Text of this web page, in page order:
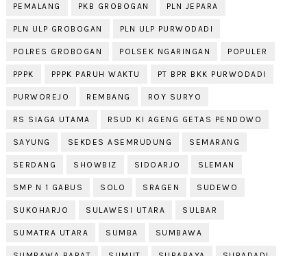
PEMALANG PKB GROBOGAN PLN JEPARA
PLN ULP GROBOGAN PLN ULP PURWODADI
POLRES GROBOGAN POLSEK NGARINGAN POPULER
PPPK PPPK PARUH WAKTU PT BPR BKK PURWODADI
PURWOREJO REMBANG ROY SURYO
RS SIAGA UTAMA RSUD KI AGENG GETAS PENDOWO
SAYUNG SEKDES ASEMRUDUNG SEMARANG
SERDANG SHOWBIZ SIDOARJO SLEMAN
SMP N 1 GABUS SOLO SRAGEN SUDEWO
SUKOHARJO SULAWESI UTARA SULBAR
SUMATRA UTARA SUMBA SUMBAWA